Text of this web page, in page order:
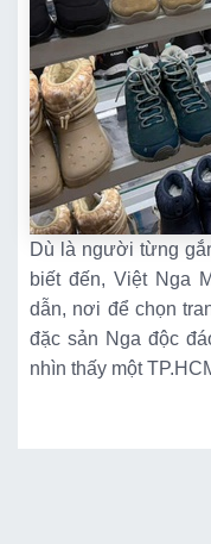
Dù là người từng
biết đến, Việt Nga
dẫn, nơi để chọn
đặc sản Nga độc
nhìn thấy một